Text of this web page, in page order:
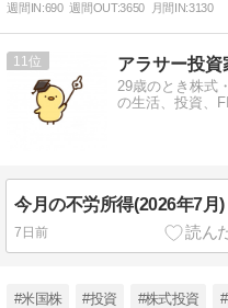
週間IN:690 週間OUT:3650 月間IN:3130
11 アラサー投
29歳のとき株式
の生活、投資、
今月の不労所得(2026年7月)
7日前
#米国株 #投資 #株式投資